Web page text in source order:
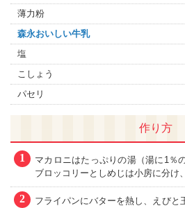
薄力粉
森永おいしい牛乳
塩
こしょう
パセリ
作り方
1
マカロニはたっぷりの湯（湯に1％
ブロッコリーとしめじは小房に分け
2
フライパンにバターを熱し、えびと